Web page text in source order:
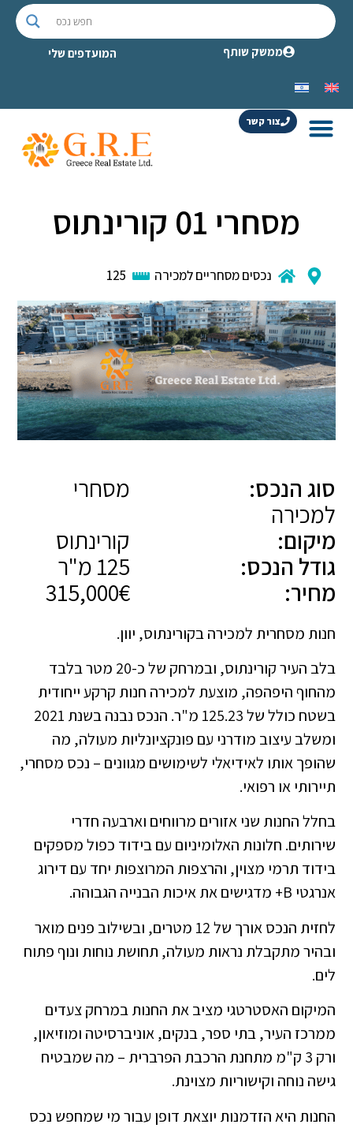
ממשק שותף המועדפים שלי
צור קשר
מסחרי 01 קורינתוס
נכסים מסחריים למכירה 125
סוג הנכס:
מסחרי
למכירה
מיקום:
קורינתוס
גודל הנכס:
מחיר:
315,000€
חנות מסחרית למכירה בקורינתוס, יוון.
בלב העיר קורינתוס, ובמרחק של כ-20 מטר בלבד
מהחוף היפהפה, מוצעת למכירה חנות קרקע ייחודית
בשטח כולל של 125.23 מ"ר. הנכס נבנה בשנת 2021
ומשלב עיצוב מודרני עם פונקציונליות מעולה, מה
שהופך אותו לאידיאלי לשימושים מגוונים – נכס מסחרי,
תיירותי או רפואי.
בחלל החנות שני אזורים מרווחים וארבעה חדרי
שירותים. חלונות האלומיניום עם בידוד כפול מספקים
בידוד תרמי מצוין, והרצפות המרוצפות יחד עם דירוג
אנרגטי B+ מדגישים את איכות הבנייה הגבוהה.
לחזית הנכס אורך של 12 מטרים, ובשילוב פנים מואר
ובהיר מתקבלת נראות מעולה, תחושת נוחות ונוף פתוח
לים.
המיקום האסטרטגי מציב את החנות במרחק צעדים
ממרכז העיר, בתי ספר, בנקים, אוניברסיטה ומוזיאון,
ורק 3 ק"מ מתחנת הרכבת הפרברית – מה שמבטיח
גישה נוחה וקישוריות מצוינת.
החנות היא הזדמנות יוצאת דופן עבור מי שמחפש נכס